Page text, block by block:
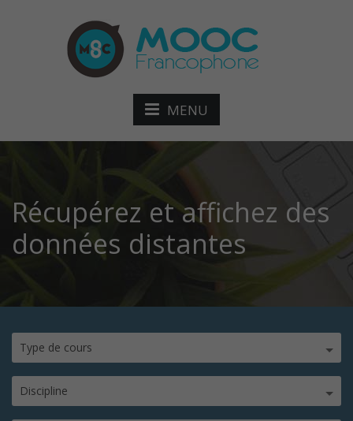
MENU
Récupérez et affichez des
données distantes
Type de cours
Discipline